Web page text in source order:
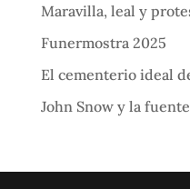
Maravilla, leal y
Funermostra 2025
El cementerio ideal
John Snow y la